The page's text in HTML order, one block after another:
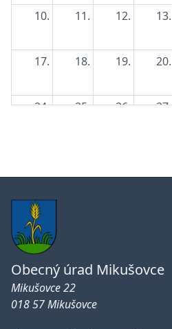
10. 11. 12. 13.
17. 18. 19. 20.
24. 25. 26. 27.
Obecný úrad Mikušovce
Mikušovce 22
018 57 Mikušovce